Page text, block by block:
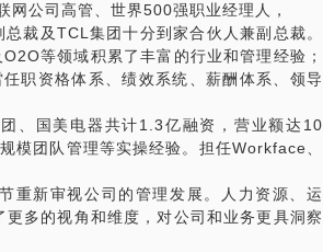
又面临的中年危机，很迷茫更焦虑。如
上市公司的HRD。在中年危机的到来的
联网领域进行了创业，累计融资3
。最近更是作为一位自由职业，在帮助
，其实是抓住了几点关键的节点，比较
职业发展的心得和经验。
公司高管、世界500强职业经理人，
裁及TCL集团十分到家合伙人兼副总裁。
等领域积累了丰富的行业和管理经验；
职资格体系、绩效系统、薪酬体系、领导
、国美电器共计1.3亿融资，营业额达10
模团队管理等实操经验。担任Workface、
重新审视公司的管理发展。人力资源、运
多的视角和维度，对公司和业务更具洞察